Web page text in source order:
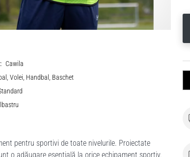
Cawila
Volei, Handbal, Baschet
pentru sportivi de toate nivelurile. Proiectate
o adăugare esențială la orice echipament sportiv.